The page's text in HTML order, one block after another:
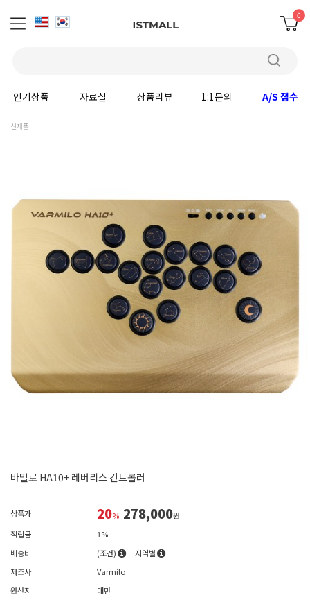
0
인기상품 자료실 상품리뷰 1:1문의 A/S 접수
신제품
바밀로 HA10+ 레버리스 컨트롤러
상품가 20% 278,000원
적립금
1%
배송비
(조건)
지역별
제조사
Varmilo
원산지
대만